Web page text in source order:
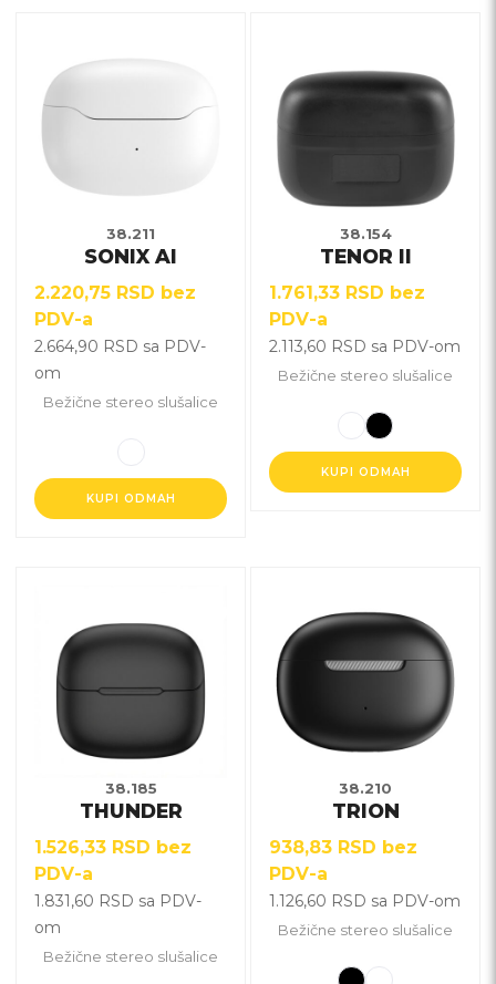
38.211
SONIX AI
2.220,75 RSD bez
PDV-a
2.664,90 RSD sa PDV-
om
Bežične stereo slušalice
KUPI ODMAH
proizvod
ima
varijanti.
Opcije
izabrane
na
stranici
proizvoda.
38.154
TENOR II
1.761,33 RSD bez
PDV-a
2.113,60 RSD sa PDV-om
Bežične stereo slušalice
KUPI ODMAH
proizvod
ima
više
varijanti.
Opcije
mogu
izabrane
na
stranici
proizvoda.
38.185
THUNDER
1.526,33 RSD bez
PDV-a
1.831,60 RSD sa PDV-
om
Bežične stereo slušalice
proizvod
ima
više
Opcije
mogu
izabrane
na
stranici
proizvoda.
38.210
TRION
938,83 RSD bez
PDV-a
1.126,60 RSD sa PDV-om
Bežične stereo slušalice
proizvod
ima
više
varijanti.
Opcije
izabrane
na
stranici
proizvoda.